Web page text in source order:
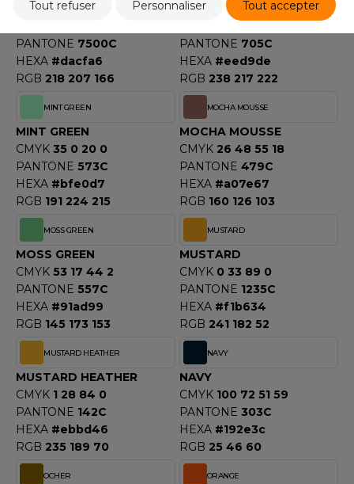
LIME STONE
PANTONE 7500C
HEXA #dacfa6
RGB 218 207 166
MAUVE LIGHT
PANTONE 705C
HEXA #eed9de
RGB 238 217 222
MINT GREEN
MINT GREEN
CMYK 35 0 20 0
PANTONE 573C
HEXA #bfe0d7
RGB 191 224 215
MOCHA MOUSSE
MOCHA MOUSSE
CMYK 26 48 55 18
PANTONE 479C
HEXA #a07e67
RGB 160 126 103
MOSS GREEN
MOSS GREEN
CMYK 53 17 44 2
PANTONE 557C
HEXA #91ad99
RGB 145 173 153
MUSTARD
MUSTARD
CMYK 0 33 89 0
PANTONE 1235C
HEXA #f1b634
RGB 241 182 52
MUSTARD HEATHER
MUSTARD HEATHER
CMYK 1 28 84 0
PANTONE 142C
HEXA #ebbd46
RGB 235 189 70
NAVY
NAVY
CMYK 100 72 51 59
PANTONE 303C
HEXA #192e3c
RGB 25 46 60
OCHER ORANGE
Tout refuser Personnaliser Tout accepter